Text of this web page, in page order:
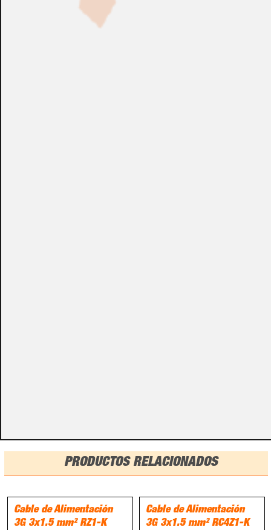
PRODUCTOS RELACIONADOS
Cable de Alimentación
3G 3x1.5 mm² RZ1-K
Cable de Alimentación
3G 3x1.5 mm² RC4Z1-K